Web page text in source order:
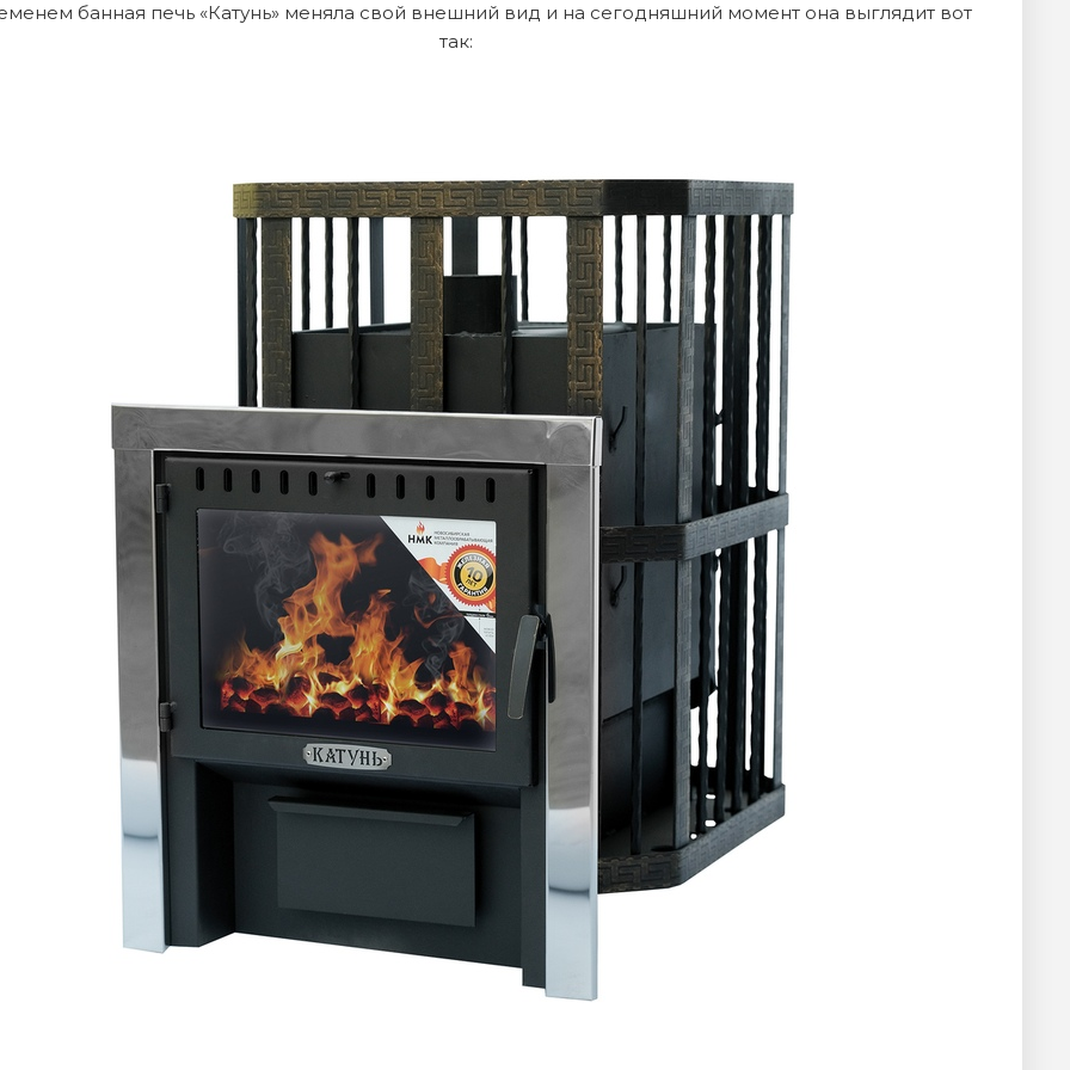
банная печь «Катунь» меняла свой внешний вид и на сегодняшний момент она выглядит вот
так: